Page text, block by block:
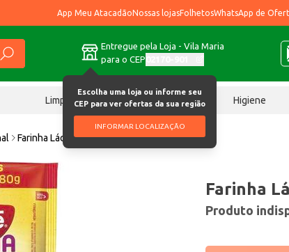
App Meu AtacadãoNossas lojasFolhetosWhatsApp de
Entregue pela Loja - Vila Maria
para o CEP
Escolha uma loja ou informe seu
CEP para ver ofertas da sua região
INFORMAR LOCALIZAÇÃO
Limpeza Chocolates Higiene
Farinha Láctea Nestlé 210g
Farinha
Produto